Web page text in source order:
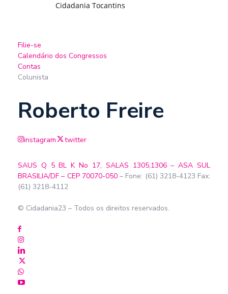
Cidadania Tocantins
Filie-se
Calendário dos Congressos
Contas
Colunista
Roberto Freire
instagram twitter
SAUS Q 5 BL K No 17, SALAS 1305,1306 – ASA SUL
BRASILIA/DF – CEP 70070-050– Fone: (61) 3218-4123 Fax:
(61) 3218-4112
© Cidadania23 – Todos os direitos reservados.